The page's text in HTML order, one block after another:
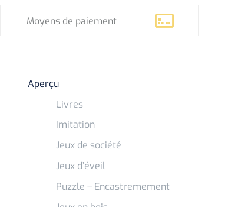
Moyens de paiement
Aperçu
Livres
Imitation
Jeux de société
Jeux d’éveil
Puzzle – Encastremement